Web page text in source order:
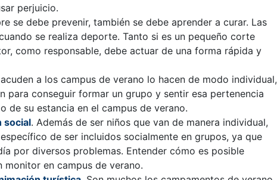
perjuicio.
se debe prevenir, también se debe aprender a curar. Las
se realiza deporte. Tanto si es un pequeño corte
como responsable, debe actuar de una forma rápida y
a los campus de verano lo hacen de modo individual,
para conseguir formar un grupo y sentir esa pertenencia
de su estancia en el campus de verano.
social. Además de ser niños que van de manera individual,
de ser incluidos socialmente en grupos, ya que
por diversos problemas. Entender cómo es posible
en campus de verano.